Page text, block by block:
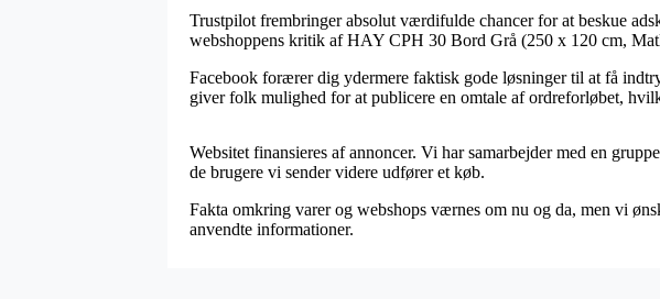
Trustpilot frembringer absolut værdifulde chancer for at beskue
webshoppens kritik af HAY CPH 30 Bord Grå (250 x 120 cm,
Facebook forærer dig ydermere faktisk gode løsninger til at få
giver folk mulighed for at publicere en omtale af ordreforløbet,
Websitet finansieres af annoncer. Vi har samarbejder med en
de brugere vi sender videre udfører et køb.
Fakta omkring varer og webshops værnes om nu og da, men vi
anvendte informationer.